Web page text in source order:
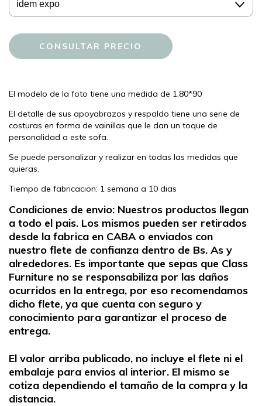
El modelo de la foto tiene una medida de 1.80*90
El detalle de sus apoyabrazos y respaldo tiene una serie de
costuras en forma de vainillas que le dan un toque de
personalidad a este sofa.
Se puede personalizar y realizar en todas las medidas que
quieras.
Tiempo de fabricacion: 1 semana a 10 dias
Condiciones de envio: Nuestros productos llegan
a todo el pais. Los mismos pueden ser retirados
desde la fabrica en CABA o enviados con
nuestro flete de confianza dentro de Bs. As y
alrededores. Es importante que sepas que Class
Furniture no se responsabiliza por las daños
ocurridos en la entrega, por eso recomendamos
dicho flete, ya que cuenta con seguro y
conocimiento para garantizar el proceso de
entrega.
El valor arriba publicado, no incluye el flete ni el
embalaje para envios al interior. El mismo se
cotiza dependiendo el tamaño de la compra y la
distancia.